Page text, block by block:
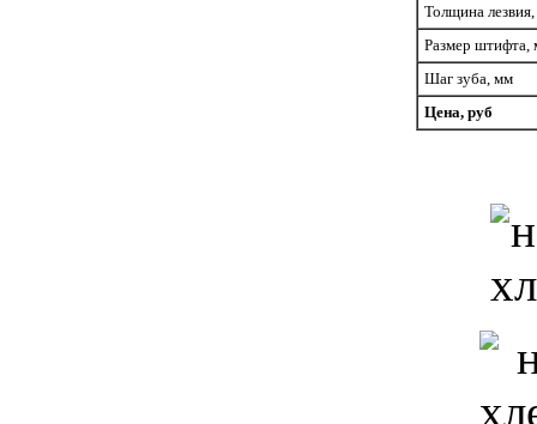
Толщина
Размер штифта,
Шаг зуба, мм
Цена, руб